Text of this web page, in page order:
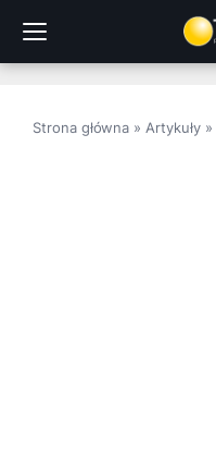
treści
Strona główna » Artykuły»